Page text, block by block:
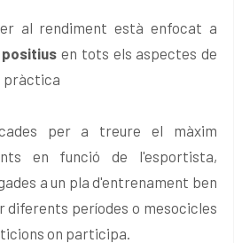
al rendiment està enfocat a
en tots els aspectes de
pràctica
per a treure el màxim
en funció de l'esportista,
a un pla d'entrenament ben
diferents períodes o mesocicles
on participa.